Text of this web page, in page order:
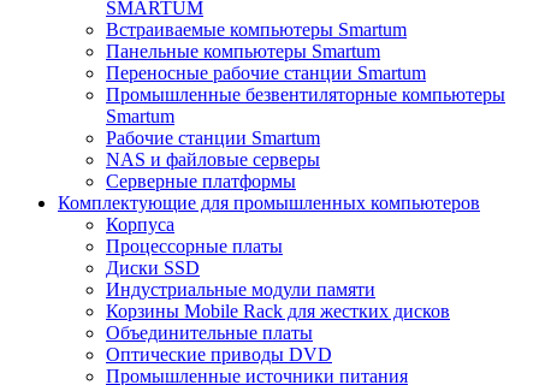
SMARTUM
Встраиваемые компьютеры Smartum
Панельные компьютеры Smartum
Переносные рабочие станции Smartum
Промышленные безвентиляторные компьютеры
Smartum
Рабочие станции Smartum
NAS и файловые серверы
Серверные платформы
Комплектующие для промышленных компьютеров
Корпуса
Процессорные платы
Диски SSD
Индустриальные модули памяти
Корзины Mobile Rack для жестких дисков
Объединительные платы
Оптические приводы DVD
Промышленные источники питания